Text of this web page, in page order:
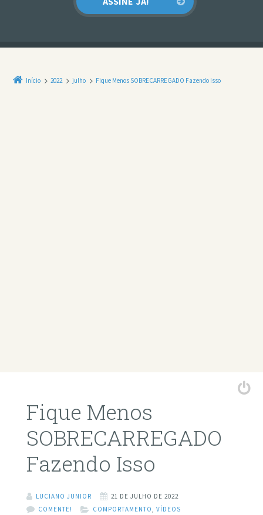
Início 2022 julho Fique Menos SOBRECARREGADO Fazendo Isso
Fique Menos
SOBRECARREGADO
Fazendo Isso
LUCIANO JUNIOR
21 DE JULHO DE 2022
COMENTE!
COMPORTAMENTO VÍDEOS